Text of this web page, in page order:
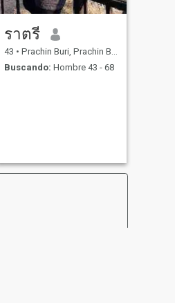
ราตรี
43 • Prachin Buri, Prachin Buri, Tailandia
Buscando: Hombre 43 - 68